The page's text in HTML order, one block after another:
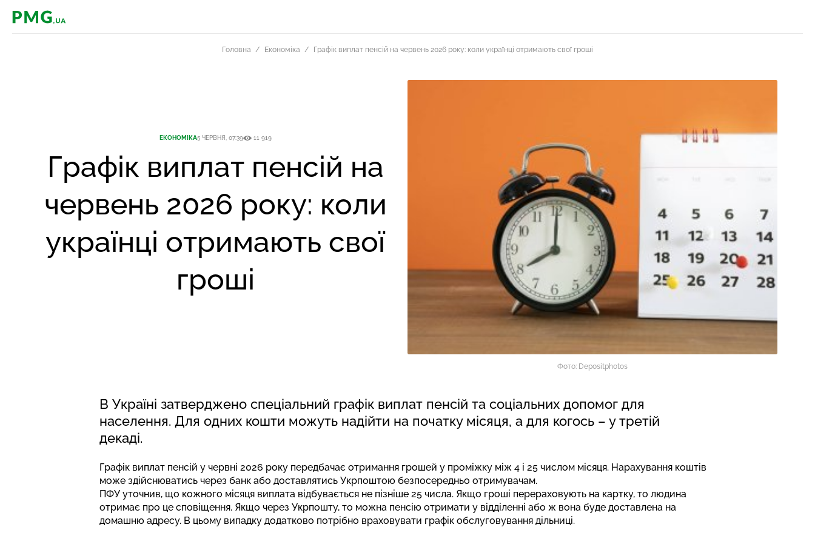
PMG.ua
Головна Економіка Графік виплат пенсій на червень 2026 року: коли українці отримають свої гроші
ЕКОНОМІКА5 ЧЕРВНЯ, 07:39 11 919
Графік виплат пенсій на
червень 2026 року: коли
українці отримають свої
гроші
Фото: Depositphotos
В Україні затверджено спеціальний графік виплат пенсій та соціальних допомог для
населення. Для одних кошти можуть надійти на початку місяця, а для когось – у третій
декаді.
Графік виплат пенсій у червні 2026 року передбачає отримання грошей у проміжку між 4 і 25 числом місяця. Нарахування коштів
може здійснюватись через банк або доставлятись Укрпоштою безпосередньо отримувачам.
ПФУ уточнив, що кожного місяця виплата відбувається не пізніше 25 числа. Якщо гроші перераховують на картку, то людина
отримає про це сповіщення. Якщо через Укрпошту, то можна пенсію отримати у відділенні або ж вона буде доставлена на
домашню адресу. В цьому випадку додатково потрібно враховувати графік обслуговування дільниці.